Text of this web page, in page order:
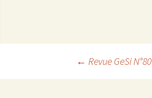
Navigation
← Revue GeSi N°80